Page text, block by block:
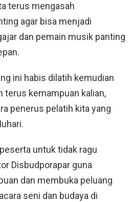
terus mengasah
agar bisa menjadi
dan pemain musik panting
ini habis dilatih kemudian
terus kemampuan kalian,
penerus pelatih kita yang
untuk tidak ragu
Disbudporapar guna
dan membuka peluang
seni dan budaya di